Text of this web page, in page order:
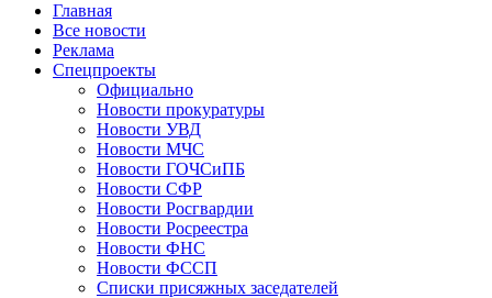
Главная
Все новости
Реклама
Спецпроекты
Официально
Новости прокуратуры
Новости УВД
Новости МЧС
Новости ГОЧСиПБ
Новости СФР
Новости Росгвардии
Новости Росреестра
Новости ФНС
Новости ФССП
Списки присяжных заседателей